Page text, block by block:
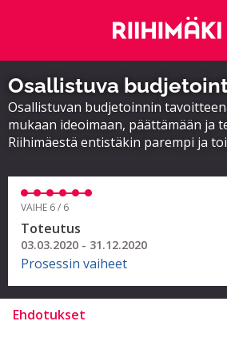
Osallistuva
Osallistuvan budjetoinnin
mukaan ideoimaan, päättämään ja
Riihimäestä entistäkin parempi ja
VAIHE 6 / 6
Toteutus
03.03.2020 - 31.12.2020
Prosessin vaiheet
Ehdotukset